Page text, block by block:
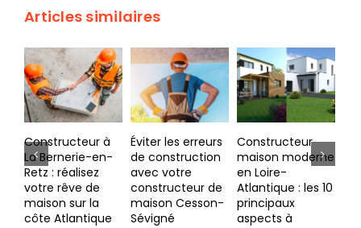
Articles similaires
Éviter les erreurs
de construction
avec votre
constructeur de
maison Cesson-
Sévigné
Constructeur
maison moderne
en Loire-
Atlantique : les 10
principaux
aspects à
L’impact de la
COVID-19 sur
l’architecture et
la vie
quotidienne